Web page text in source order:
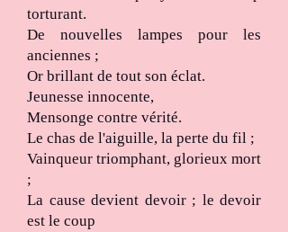
torturant.
De nouvelles lampes pour les
anciennes ;
Or brillant de tout son éclat.
Jeunesse innocente,
Mensonge contre vérité.
Le chas de l'aiguille, la perte du fil ;
Vainqueur triomphant, glorieux mort
;
La cause devient devoir ; le devoir
est le coup